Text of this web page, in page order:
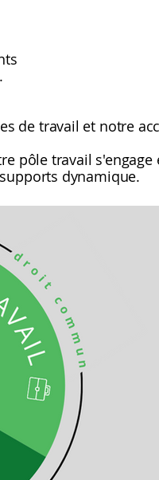
de travail et notre
pôle travail
dynamique.